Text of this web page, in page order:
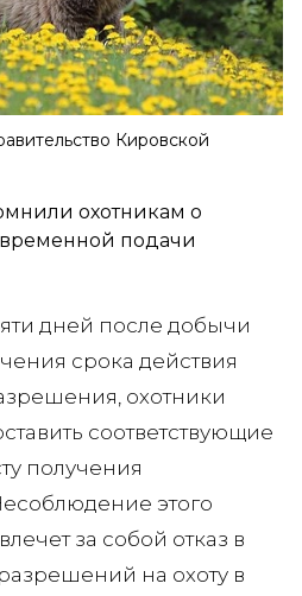
Кировской
охотникам о
подачи
дней после добычи
срока действия
охотники
соответствующие
получения
этого
за собой отказ в
на охоту в